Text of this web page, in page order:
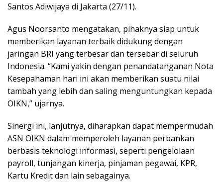
Santos Adiwijaya di Jakarta (27/11).
Agus Noorsanto mengatakan, pihaknya siap untuk
memberikan layanan terbaik didukung dengan
jaringan BRI yang terbesar dan tersebar di seluruh
Indonesia. “Kami yakin dengan penandatanganan Nota
Kesepahaman hari ini akan memberikan suatu nilai
tambah yang lebih dan saling menguntungkan kepada
OIKN,” ujarnya.
Sinergi ini, lanjutnya, diharapkan dapat mempermudah
ASN OIKN dalam memperoleh layanan perbankan
berbasis teknologi informasi, seperti pengelolaan
payroll, tunjangan kinerja, pinjaman pegawai, KPR,
Kartu Kredit dan lain sebagainya.